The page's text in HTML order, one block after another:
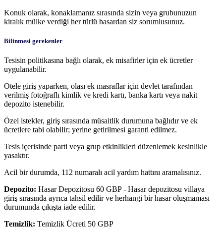
Konuk olarak, konaklamanız sırasında sizin veya grubunuzun
kiralık mülke verdiği her türlü hasardan siz sorumlusunuz.
Bilinmesi gerekenler
Tesisin politikasına bağlı olarak, ek misafirler için ek ücretler
uygulanabilir.
Otele giriş yaparken, olası ek masraflar için devlet tarafından
verilmiş fotoğraflı kimlik ve kredi kartı, banka kartı veya nakit
depozito istenebilir.
Özel istekler, giriş sırasında müsaitlik durumuna bağlıdır ve ek
ücretlere tabi olabilir; yerine getirilmesi garanti edilmez.
Tesis içerisinde parti veya grup etkinlikleri düzenlemek kesinlikle
yasaktır.
Acil bir durumda, 112 numaralı acil yardım hattını aramalısınız.
Depozito: Hasar Depozitosu 60 GBP - Hasar depozitosu villaya
giriş sırasında ayrıca tahsil edilir ve herhangi bir hasar oluşmaması
durumunda çıkışta iade edilir.
Temizlik: Temizlik Ücreti 50 GBP